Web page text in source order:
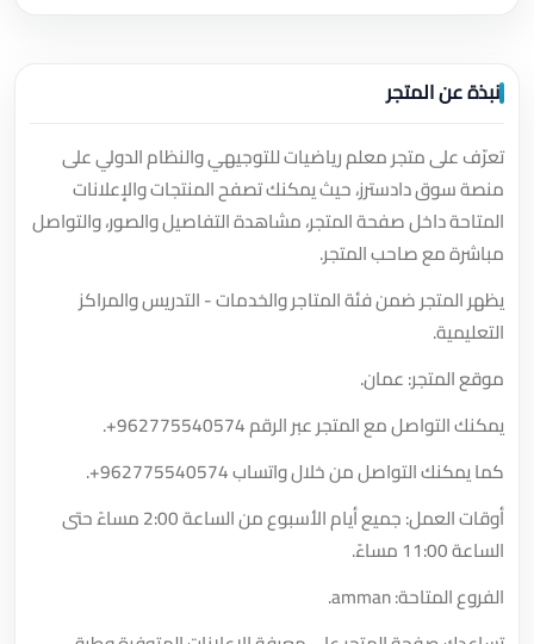
نبذة عن المتجر
تعرّف على متجر معلم رياضيات للتوجيهي والنظام الدولي على
منصة سوق دادسترز، حيث يمكنك تصفح المنتجات والإعلانات
المتاحة داخل صفحة المتجر، مشاهدة التفاصيل والصور، والتواصل
مباشرة مع صاحب المتجر.
يظهر المتجر ضمن فئة المتاجر والخدمات - التدريس والمراكز
التعليمية.
موقع المتجر: عمان.
يمكنك التواصل مع المتجر عبر الرقم+962775540574
.
كما يمكنك التواصل من خلال واتساب+962775540574
.
أوقات العمل: جميع أيام الأسبوع من الساعة 2:00 مساءً حتى
الساعة 11:00 مساءً.
الفروع المتاحة: amman.